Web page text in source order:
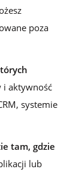
poza
aktywność
systemie
tam, gdzie
lub